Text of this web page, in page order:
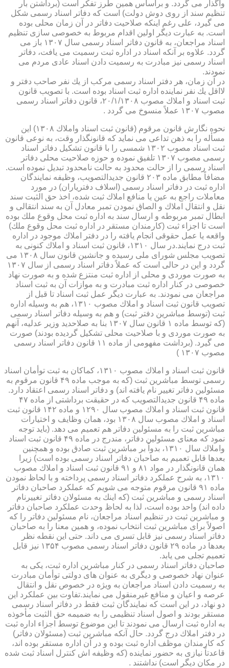
واگذار می گردد. و براساس همین طرز تفكر است (برداشتن بار
تنظیم سند از روی دوش دولت) است كه دفاتر اسناد رسمی شكل
می گیرد، علی رغم اینكه صلاحیت دفاتر در آن زمان محلی بوده
است. به عبارت دیگر اولین اقدام مربوط به خصوصی سازی تنظیم
اسناد مراجعان، به قانون دفاتر اسناد رسمی سال ۱۳۰۷ باز می
گردد. علاوه بر آنكه اسناد در اداره ثبت رسمیت می یافت، دفاتر
اسناد رسمی نیز مبادرت به رسمیت دادن اسناد عادی مردم می
نمودند.
در آن زمان، هر دفتر اسناد رسمی مركب از یك نفر صاحب دفتر و
لااقل یك نفر نماینده اداره ثبت اسناد بوده است. با تصویب قانون
ثبت اسناد و املاك مصوب ۲۰/۱/۱۳۰۸، قانون دفاتر اسناد رسمی
مصوب ۱۳۰۷ عملاً منسوخ می گردد .
نحوه نگارش قانون مرقوم (قانون ثبت اسناد واملاك ۱۳۰۸) این
مسأله را به ذهن تداعی می نماید كه قانونگذار وقت، به نوعی قانون
ثبت اسناد مصوب ۱۳۰۲ شمسی را با قانون تشكیل دفاتر اسناد
رسمی مصوب ۱۳۰۷ تلفیق نموده و حوزه صلاحیت محلی دفاتر
اسناد رسمی را از حالت محدود به حالت نامحدود تبدیل نموده است.
مضافاً مطابق ماده ۲۰۳ قانون جدیدالتصویب، وظیفه نمایندگان
اداره ثبت در دفاتر اسناد رسمی (اسلاف دفتریاران) در مورد
معاملات راجع به عین یا منافع املاك ثبت شده، اخذ حق الثبت سند
نقل و انتقال املاك و الصاق نمودن تمبر معادل آن به سند انتقالی و
ابطال تمبر مربوطه و ارسال سند به اداره ثبت محل وقوع ملك بوده
است تا اجزاء ثبت (كارمندان مستقر در اداره ثبت محل وقوع ملك)
واقعه یا عمل حقوقی انجام یافته را در دفتر املاك موجود در اداره
ثبت درج نمایند.در سال ۱۳۱۰، قانون ثبت اسناد و املاك كنونی به
تصویب مجلس شورای ملی رسیده و جانشین قانون سال ۱۳۰۸ می
گردد و این در حالی است كه عملاً دفاتر اسناد رسمی از سال ۱۳۰۷
به صورت موردی و محلی از اداره ثبت منتزع شده و به صورت نهاد
خصوصی در كنار اداره ثبت مبادرت و به موازات آن به ثبت اسناد
مراجعان می نمودند. به عبارت دیگر عمل ثبت اسناد تا قبل از
تصویب قانون ثبت اسناد و املاك مصوب ۱۳۱۰، هم به وسیله اداره
ثبت (توسط مباشرین دفتر ثبت) و هم به وسیله دفاتر اسناد رسمی
(كه توسط ماده ۱ قانون سال ۱۳۰۷ بنا به صلاحدید وزیر عدلیه، آنهم
به صورت موردی و با صلاحیت محلی تشكیل گردیده بودند) صورت
می گیرد. (برداشت مفهومی از ماده ۱۱ قانون دفاتر اسناد رسمی
مصوب ۱۳۰۷ )
قانون ثبت اسناد و املاك مصوب ۱۳۱۰، كماكان به ثبت توأمان اسناد
رسمی توسط مباشرین ثبت (كه به موجب ماده ۴۹ قانون مرقوم به
مسئولین دفاتر تغییر نام یافته اند) و دفاتر اسناد رسمی اعتقاد دارد.
ماده ۴۹ قانون جدیدالتصویب كه در حقیقت برداشتی از ماده ۴۷
قانون ثبت اسناد و املاك مصوب سال ۱۲۹۰ و ماده ۱۴۲ قانون ثبت
اسناد و املاك مصوب سال ۱۳۰۸ بود، همان وظایف و اختیارات
مباشرین ثبت را به مسئولین دفاتر هم تعمیم می دهد. (باید توجه
نمود كه معنای مسئولین دفاتر، مندرج در ماده ۴۹ قانون ثبت اسناد
واملاك سال ۱۳۱۰، بدواً بر مباشرین ثبت صادق بوده و همچنین
بعدها قابل تعمیم به صاحبان دفاتر اسناد رسمی بوده است) زیرا
همان قانونگذار در مواد ۸۱ و ۹۱ قانون ثبت اسناد و املاك مصوب
۱۳۱۰، به شرح عملكرد دفاتر اسناد رسمی پرداخته و با لحاظ نمودن
ماده ۹۱ قانون مرقوم متوجه می شویم كه عملكرد صاحبان دفاتر
اسناد رسمی و مباشرین ثبت (كه اینك به مسئولان دفاتر تغییرنام
داده اند) واحد بوده است، لذا به لحاظ وحدت عملكرد صاحبان دفاتر
و مباشرین ثبت در تنظیم اسناد مراجعان، نام مسئولین دفاتر را كه
اصولاً برای مباشرین ثبت انتخاب نموده، و همین معنا را به صاحبان
دفاتر اسناد رسمی نیز قابل تسری می داند. حتی این نقطه نظر
بعدها در ماده ۲۹ قانون دفاتر اسناد رسمی مصوب ۱۳۵۴ نیز قابل
تعمیم تجلی می یابد.
صاحبان دفاتر اسناد رسمی در كنار مباشرین اداره ثبت، یكی به
عنوان نهاد خصوصی و دیگری به عنوان های دولتی توأمان مبادرت
به رسمیت دادن اسناد مراجعان به ویژه در خصوص نقل و انتقال
عرصه و اعیان و منافع غیرمنقول می نمایند.تفاوت بین عملكرد این
دو نهاد، در این است كه نمایندگان ثبت فقط در دفاتر اسناد رسمی
مستقر بودند و اصول اسناد تنظیمی را به ضمیمه حق الثبت مأخوذه
به اداره ثبت ارسال می نمودند تا این موضوع توسط اجزاء اداره ثبت
در دفتر املاك درج گردد. حال آنكه مباشرین ثبت (مسئولان دفاتر)
كه كارمندان موظف اداره ثبت بوده و در آن اداره مستقر بوده اند،
قاعدتاً نیازی به حضور نماینده (كه وظیفه اش كنترل اسناد ثبت شده
در مكان دیگر است) نداشتند .